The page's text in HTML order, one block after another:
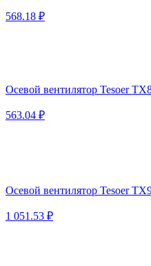
568.18 ₽
Осевой вентилятор Tesoer
563.04 ₽
Осевой вентилятор Tesoer
1 051.53 ₽